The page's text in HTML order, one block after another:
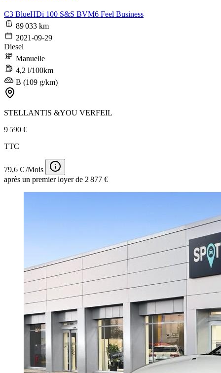
C3 BlueHDi 100 S&S BVM6 Feel Business
89 033 km
2021-09-29
Diesel
Manuelle
4,2 l/100km
B (109 g/km)
STELLANTIS &YOU VERFEIL
9 590 €
TTC
79,6 € /Mois
après un premier loyer de 2 877 €